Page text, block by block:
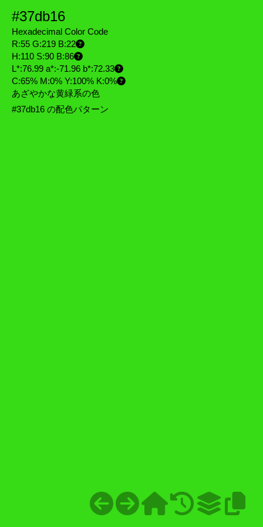
#37db16
Hexadecimal Color Code
R:55 G:219 B:22
H:110 S:90 B:86
L*:76.99 a*:-71.96 b*:72.33
C:65% M:0% Y:100% K:0%
あざやかな黄緑系の色
#37db16 の配色パターン